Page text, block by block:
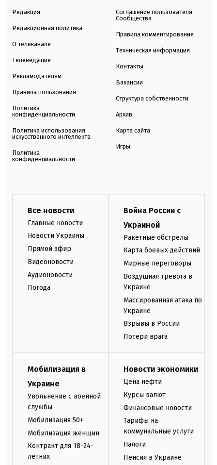
Редакция
Редакционная политика
О телеканале
Телеведущие
Рекламодателям
Правила пользования
Политика
конфиденциальности
Политика использования
искусственного интеллекта
Политика
конфиденциальности
Соглашение пользователя
Сообщества
Правила комментирования
Техническая информация
Контакты
Вакансии
Структура собственности
Архив
Карта сайта
Игры
Все новости
Главные новости
Новости Украины
Прямой эфир
Видеоновости
Аудионовости
Погода
Война России с
Украиной
Ракетные обстрелы
Карта боевых действий
Мирные переговоры
Воздушная тревога в
Украине
Массированная атака по
Украине
Взрывы в России
Потери врага
Мобилизация в
Украине
Увольнение с военной
службы
Мобилизация 50+
Мобилизация женщин
Контракт для 18-24-
летних
Новости экономики
Цена нефти
Курсы валют
Финансовые новости
Тарифы на
коммунальные услуги
Налоги
Пенсия в Украине